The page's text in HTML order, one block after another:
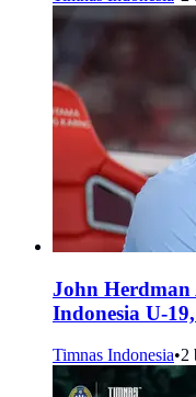
John
Indonesia U-
Timnas Indonesia•2